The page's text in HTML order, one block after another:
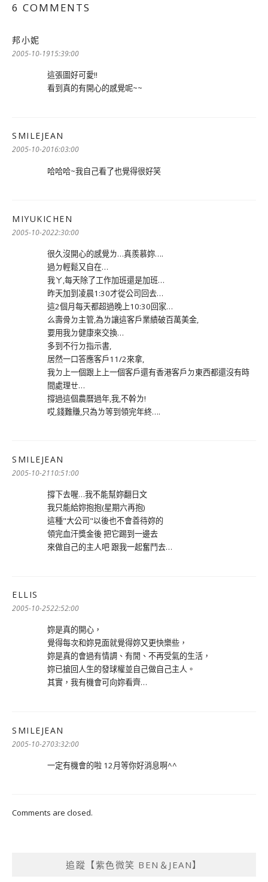
6 COMMENTS
邦小妮
示:
2005-10-1915:39:00
這張圖好可愛!!
看到真的有開心的感覺呢~~
SMILEJEAN
示:
2005-10-2016:03:00
哈哈哈~我自己看了也覺得很好笑
MIYUKICHEN
示:
2005-10-2022:30:00
很久沒開心的感覺ㄌ…真羨慕妳….
過ㄉ輕鬆又自在…
我ㄚ,每天除了工作加班還是加班…
昨天加到凌晨1:30才從公司回去…
這2個月每天都超過晚上10:30回家…
么壽骨ㄉ主管,為ㄌ讓這客戶業績破百萬美金,
要用我ㄉ健康來交換…
多到不行ㄉ指示書,
居然一口答應客戶11/2來拿,
我ㄉ上一個跟上上一個客戶還有香港客戶ㄉ東西都還沒有時
間處理ㄝ…
撐過這個農曆過年,我,不幹ㄌ!
哎,錢難賺,只為ㄌ等到領完年終….
SMILEJEAN
示:
2005-10-2110:51:00
撐下去喔…我不能幫妳翻日文
我只能給妳抱抱(星期六再抱)
這種"大公司"以後也不會善待妳的
領完血汗獎金後 把它踢到一邊去
來做自己的主人吧 跟我一起奮鬥去…
ELLIS
示:
2005-10-2522:52:00
妳是真的開心，
覺得每次和妳見面就覺得妳又更快樂些，
妳是真的會過有情調、有閒、不再受氣的生活，
妳已搶回人生的發球權並自己做自己主人。
其實，我有機會可向妳看齊…
SMILEJEAN
示:
2005-10-2703:32:00
一定有機會的啦 12月等你好消息啊^^
Comments are closed.
追蹤【紫色微笑 BEN＆JEAN】